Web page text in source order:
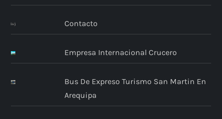
Contacto
Empresa Internacional Crucero
Bus De Expreso Turismo San Martin En
Arequipa